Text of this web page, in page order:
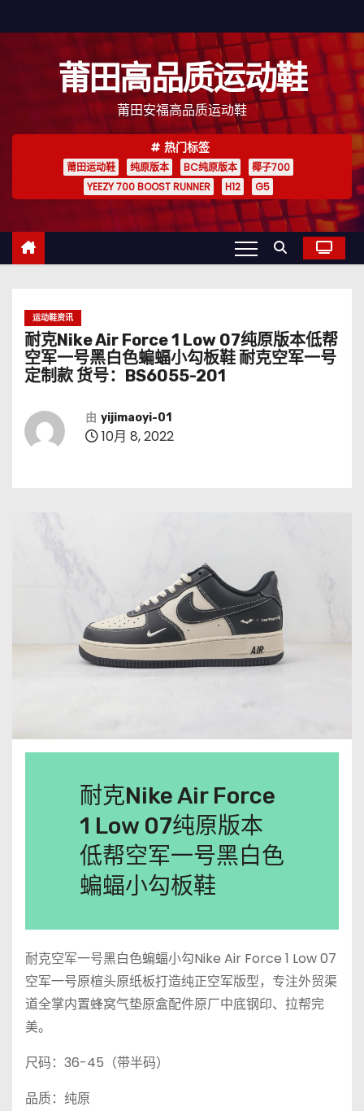
至
莆田高品质运动鞋
莆田安福高品质运动鞋
热门标签
莆田运动鞋 纯原版本 BC纯原版本
椰子700
YEEZY 700 BOOST RUNNER
H12 G5
运动鞋资讯
耐克Nike Air Force 1 Low 07纯原版本低帮
空军一号黑白色蝙蝠小勾板鞋 耐克空军一号
定制款 货号：BS6055-201
由 yijimaoyi-01
10月 8, 2022
耐克Nike Air Force
1 Low 07纯原版本
低帮空军一号黑白色
蝙蝠小勾板鞋
耐克空军一号黑白色蝙蝠小勾Nike Air Force 1 Low 07
空军一号原楦头原纸板打造纯正空军版型，专注外贸渠
道全掌内置蜂窝气垫原盒配件原厂中底钢印、拉帮完
美。
尺码：36-45（带半码）
品质：纯原